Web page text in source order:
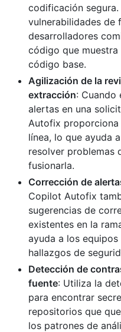
codificación
vulnerabilidades de
desarrolladores
código que
código base.
Agilización de la
extracción: Cuando
alertas en una
Autofix proporciona
línea, lo que ayuda
resolver problemas
fusionarla.
Corrección de
Copilot Autofix
sugerencias de
existentes en la
ayuda a los
hallazgos de
Detección de
fuente: Utiliza la
para encontrar
repositorios que
los patrones de